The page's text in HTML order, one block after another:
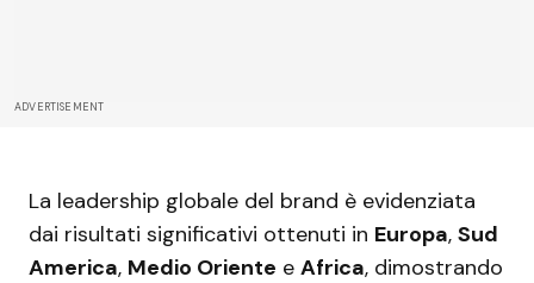
ADVERTISEMENT
La leadership globale del brand è evidenziata
dai risultati significativi ottenuti in Europa, Sud
America, Medio Oriente e Africa, dimostrando